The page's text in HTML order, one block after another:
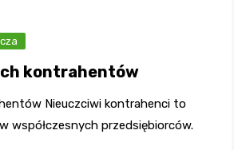
kontrahentów
Nieuczciwi kontrahenci to
współczesnych przedsiębiorców.